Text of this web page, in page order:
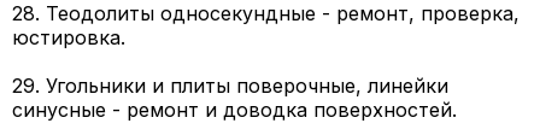
28. Теодолиты односекундные - ремонт, проверка,
юстировка.
29. Угольники и плиты поверочные, линейки
синусные - ремонт и доводка поверхностей.